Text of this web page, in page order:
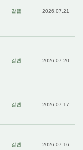
갈렙 2026.07.21
갈렙 2026.07.20
갈렙 2026.07.17
갈렙 2026.07.16